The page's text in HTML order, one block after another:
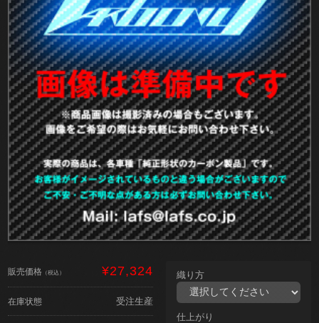
販売価格 （税込） ¥27,324
在庫状態 受注生産
織り方
仕上がり